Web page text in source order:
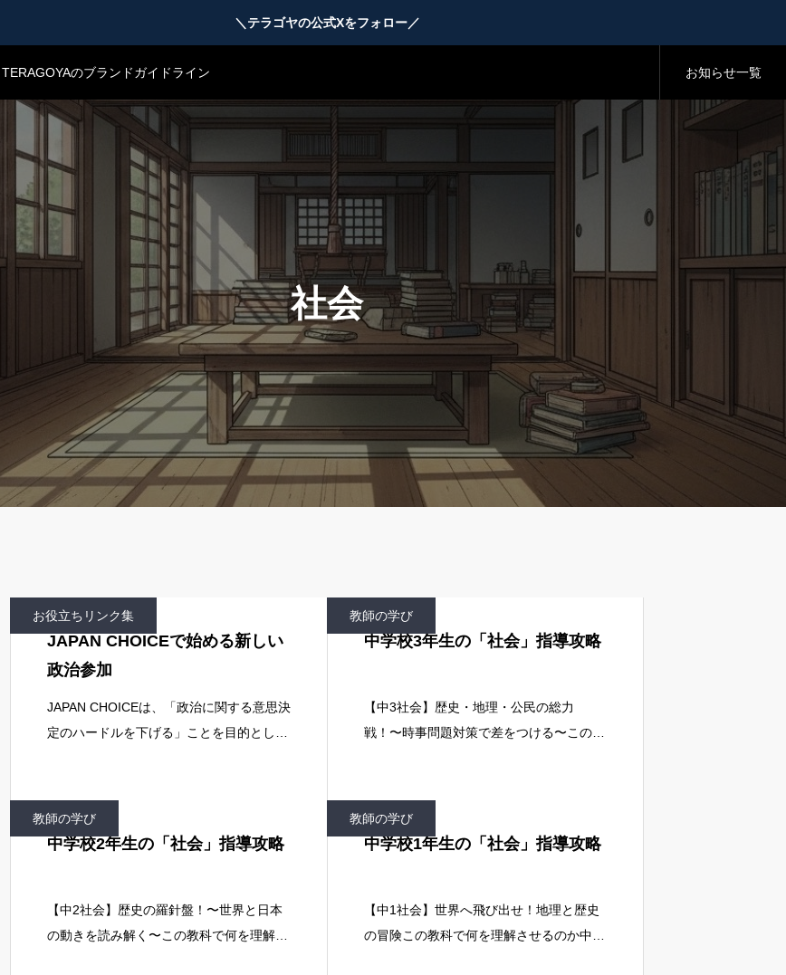
＼テラゴヤの公式Xをフォロー／
運営支援「テラゴヤの売店」開店
TERAGOYAのブランドガイドライン
テラゴヤ正式公開のお知らせ
テラゴヤβ版公開のお知らせ
運営支援「テラゴヤの売店」開店
TERAGOYAのブランドガイドライン
お知らせ一覧
社会
お役立ちリンク集
JAPAN CHOICEで始める新しい
政治参加
JAPAN CHOICEは、「政治に関する意思決
定のハードルを下げる」ことを目的として
教師の学び
中学校3年生の「社会」指導攻略
【中3社会】歴史・地理・公民の総力
戦！〜時事問題対策で差をつける〜この教
教師の学び
中学校2年生の「社会」指導攻略
【中2社会】歴史の羅針盤！〜世界と日本
の動きを読み解く〜この教科で何を理解さ
教師の学び
中学校1年生の「社会」指導攻略
【中1社会】世界へ飛び出せ！地理と歴史
の冒険この教科で何を理解させるのか中学